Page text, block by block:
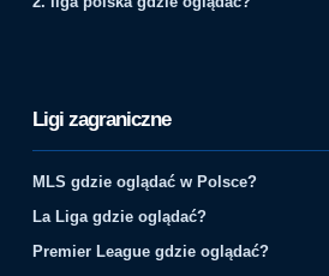
Ligi zagraniczne
MLS gdzie oglądać w Polsce?
La Liga gdzie oglądać?
Premier League gdzie oglądać?